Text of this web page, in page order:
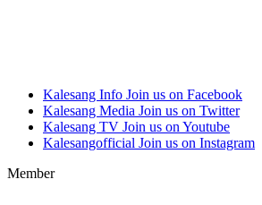
Kalesang Info Join us on Facebook
Kalesang Media Join us on Twitter
Kalesang TV Join us on Youtube
Kalesangofficial Join us on Instagram
Member